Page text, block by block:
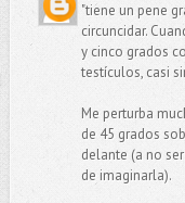
"tiene un pene
circuncidar.
y cinco grados
testículos, casi
Me perturba
de 45 grados
delante (a no
de imaginarla).